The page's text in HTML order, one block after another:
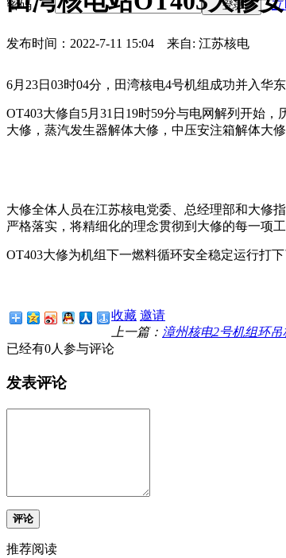
密码 登录
发布时间：2022-7-11 15:04 来自: 江苏核电
6月23日03时04分，田湾核电4号机组成功并入华
OT403大修自5月31日19时59分与电网解列开始
大修，蒸汽发生器解体大修，中压安注箱解体大
大修全体人员在江苏核电党委、总经理部和大修
严格落实，将精细化的理念贯彻到大修的每一项
OT403大修为机组下一燃料循环安全稳定运行打
收藏 邀请
上一篇： 漳州核电2号机组环
已经有0人参与评论
发表评论
评论
推荐阅读